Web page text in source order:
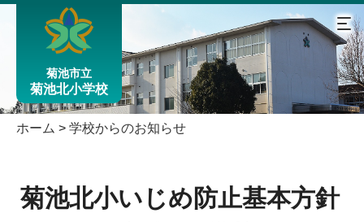
菊池市立
菊池北小学校
ホーム > 学校からのお知らせ
菊池北小いじめ防止基本方針